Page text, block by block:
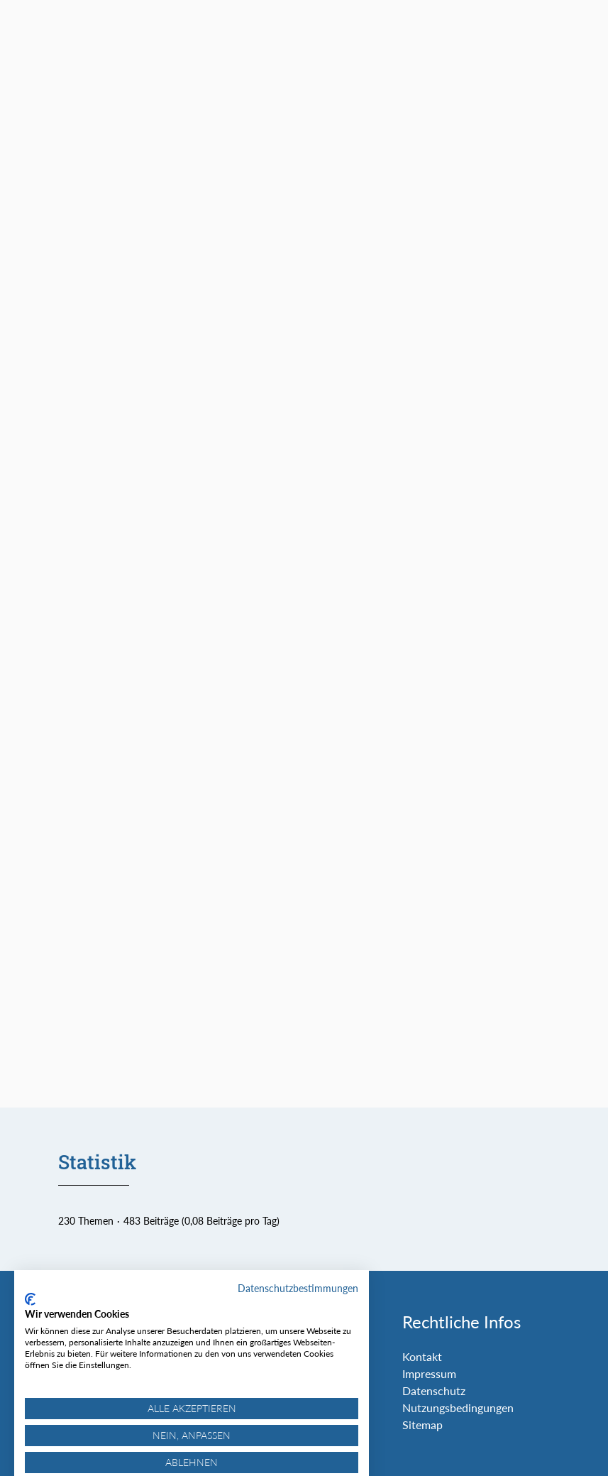
Statistik
230 Themen 483 Beiträge (0,08 Beiträge pro Tag)
Tourentipp
Über uns
Wetter & Lawinenlage
Rechtliche Infos
Kontakt
Impressum
Datenschutz
Nutzungsbedingungen
Sitemap
Datenschutzbestimmungen
Wir verwenden Cookies
Wir können diese zur Analyse unserer Besucherdaten platzieren, um unsere Webseite zu
verbessern, personalisierte Inhalte anzuzeigen und Ihnen ein großartiges Webseiten-
Erlebnis zu bieten. Für weitere Informationen zu den von uns verwendeten Cookies
öffnen Sie die Einstellungen.
ALLE AKZEPTIEREN
NEIN, ANPASSEN
ABLEHNEN